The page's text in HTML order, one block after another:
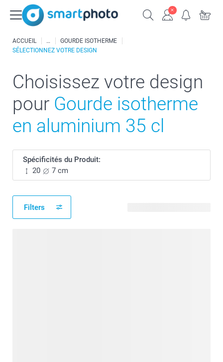
ACCUEIL
GOURDE ISOTHERME
SÉLECTIONNEZ VOTRE DESIGN
Choisissez votre design
pour Gourde isotherme
en aluminium 35 cl
Spécificités du Produit:
20
7 cm
Filters